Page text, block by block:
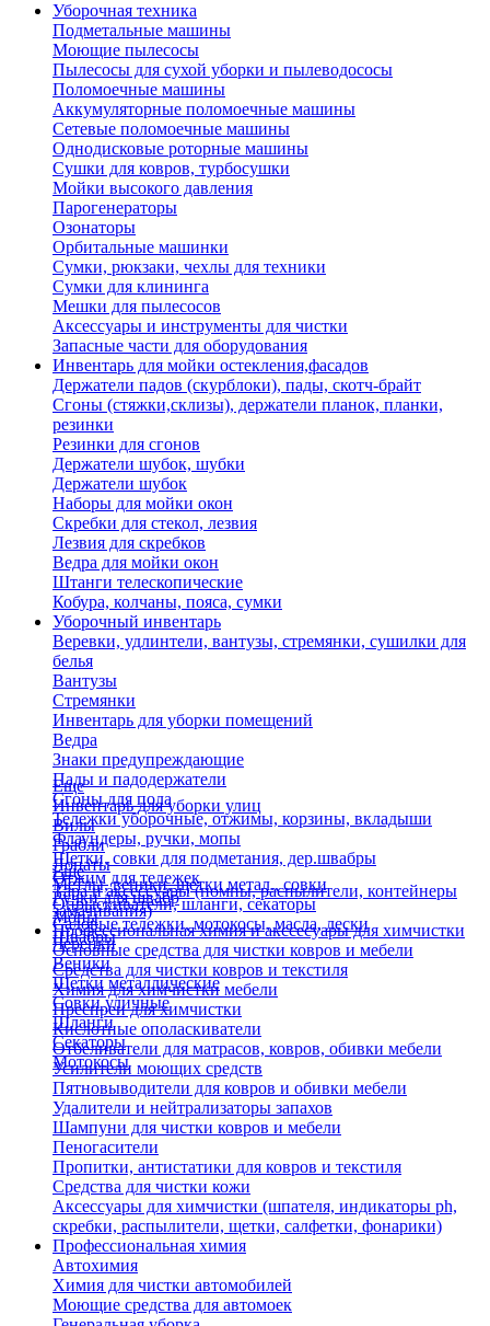
Уборочная техника
Подметальные машины
Моющие пылесосы
Пылесосы для сухой уборки и пылеводососы
Поломоечные машины
Аккумуляторные поломоечные машины
Сетевые поломоечные машины
Однодисковые роторные машины
Сушки для ковров, турбосушки
Мойки высокого давления
Парогенераторы
Озонаторы
Орбитальные машинки
Сумки, рюкзаки, чехлы для техники
Сумки для клининга
Мешки для пылесосов
Аксессуары и инструменты для чистки
Запасные части для оборудования
Инвентарь для мойки остекления,фасадов
Держатели падов (скурблоки), пады, скотч-брайт
Сгоны (стяжки,склизы), держатели планок, планки,
резинки
Резинки для сгонов
Держатели шубок, шубки
Держатели шубок
Наборы для мойки окон
Скребки для стекол, лезвия
Лезвия для скребков
Ведра для мойки окон
Штанги телескопические
Кобура, колчаны, пояса, сумки
Уборочный инвентарь
Веревки, удлинтели, вантузы, стремянки, сушилки для
белья
Вантузы
Стремянки
Инвентарь для уборки помещений
Ведра
Знаки предупреждающие
Пады и падодержатели
Сгоны для пола
Тележки уборочные, отжимы, корзины, вкладыши
Флаундеры, ручки, мопы
Щетки, совки для подметания, дер.швабры
Отжим для тележек
Ручки для швабр
Мопы
Швабры
Еще
Инвентарь для уборки улиц
Вилы
Грабли
Лопаты
Метлы, веники, щетки метал., совки
Опрыскиватели, шланги, секаторы
Садовые тележки, мотокосы, масла, лески
Черенки
Веники
Щетки металлические
Совки уличные
Шланги
Секаторы
Мотокосы
Еще
Тара и аксессуары (помпы, распылители, контейнеры
замачивания)
Профессиональная химия и акссесуары для химчистки
Основные средства для чистки ковров и мебели
Средства для чистки ковров и текстиля
Химия для химчистки мебели
Преспреи для химчистки
Кислотные ополаскиватели
Отбеливатели для матрасов, ковров, обивки мебели
Усилители моющих средств
Пятновыводители для ковров и обивки мебели
Удалители и нейтрализаторы запахов
Шампуни для чистки ковров и мебели
Пеногасители
Пропитки, антистатики для ковров и текстиля
Средства для чистки кожи
Аксессуары для химчистки (шпателя, индикаторы ph,
скребки, распылители, щетки, салфетки, фонарики)
Профессиональная химия
Автохимия
Химия для чистки автомобилей
Моющие средства для автомоек